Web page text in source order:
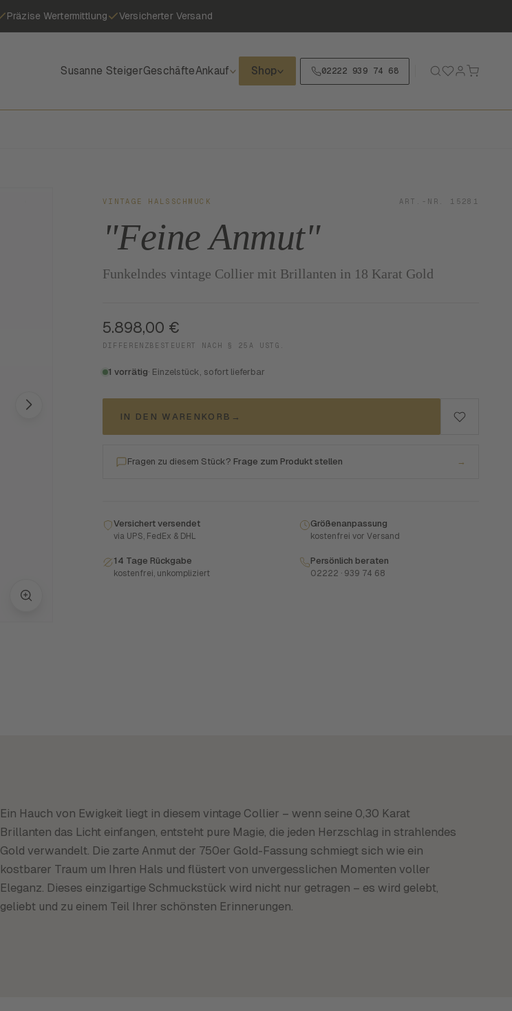
Präzise Wertermittlung Versicherter Versand
Susanne SteigerGeschäfteAnkauf Shop 02222 939 74 68
VINTAGE HALSSCHMUCK ART.-NR. 15281
"Feine Anmut"
Funkelndes vintage Collier mit Brillanten in 18 Karat Gold
5.898,00 €
DIFFERENZBESTEUERT NACH § 25A USTG.
1 vorrätig· Einzelstück, sofort lieferbar
IN DEN WARENKORB →
Fragen zu diesem Stück? Frage zum Produkt stellen →
Versichert versendet
via UPS, FedEx & DHL
Größenanpassung
kostenfrei vor Versand
14 Tage Rückgabe
kostenfrei, unkompliziert
Persönlich beraten
02222 · 939 74 68
Ein Hauch von Ewigkeit liegt in diesem vintage Collier – wenn seine 0,30 Karat
Brillanten das Licht einfangen, entsteht pure Magie, die jeden Herzschlag in strahlendes
Gold verwandelt. Die zarte Anmut der 750er Gold-Fassung schmiegt sich wie ein
kostbarer Traum um Ihren Hals und flüstert von unvergesslichen Momenten voller
Eleganz. Dieses einzigartige Schmuckstück wird nicht nur getragen – es wird gelebt,
geliebt und zu einem Teil Ihrer schönsten Erinnerungen.